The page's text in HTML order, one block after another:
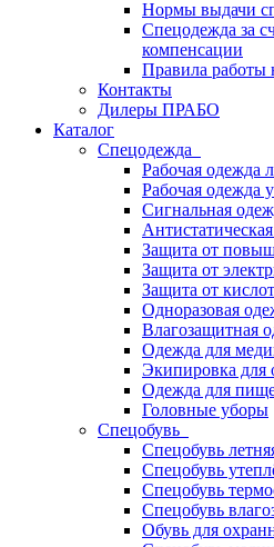
Нормы выдачи
Спецодежда за
компенсации
Правила работы
Контакты
Дилеры ПРАБО
Каталог
Спецодежда
Рабочая одежда
Рабочая одежда
Сигнальная
Защита от
Защита от
Защита от
Одноразовая
Влагозащитная
Одежда для
Экипировка для
Одежда для
Головные уборы
Спецобувь
Спецобувь
Спецобувь
Спецобувь
Спецобувь
Обувь для